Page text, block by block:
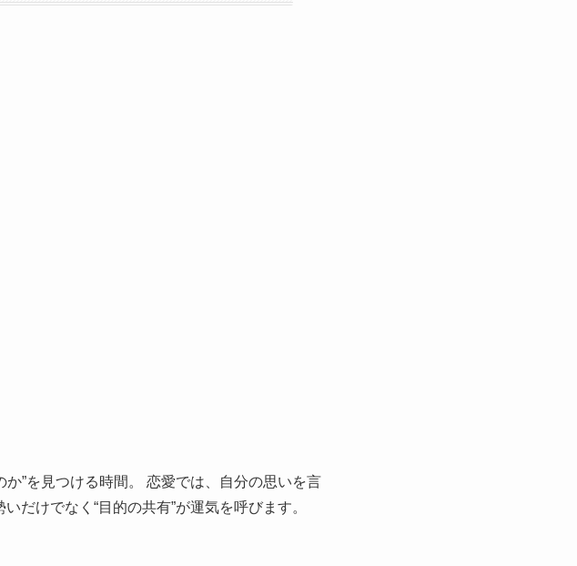
”を見つける時間。 恋愛では、自分の思いを言
だけでなく“目的の共有”が運気を呼びます。